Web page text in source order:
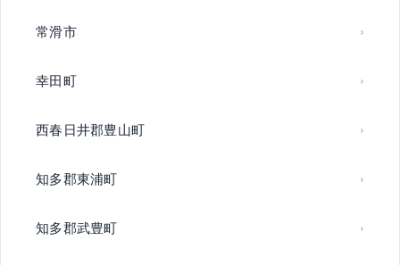
常滑市
幸田町
西春日井郡豊山町
知多郡東浦町
知多郡武豊町